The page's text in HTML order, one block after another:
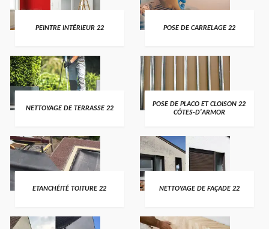
PEINTRE INTÉRIEUR 22 POSE DE CARRELAGE 22
NETTOYAGE DE TERRASSE 22
POSE DE PLACO ET CLOISON 22
CÔTES-D'ARMOR
ETANCHÉITÉ TOITURE 22 NETTOYAGE DE FAÇADE 22